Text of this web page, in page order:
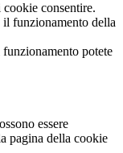
cookie consentire.
il funzionamento della
potete
essere
pagina della cookie